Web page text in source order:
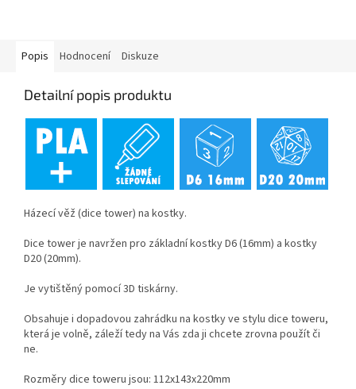
Popis Hodnocení Diskuze
Detailní popis produktu
Házecí věž (dice tower) na kostky.
Dice tower je navržen pro základní kostky D6 (16mm) a kostky
D20 (20mm).
Je vytištěný pomocí 3D tiskárny.
Obsahuje i dopadovou zahrádku na kostky ve stylu dice toweru,
která je volně, záleží tedy na Vás zda ji chcete zrovna použít či
ne.
Rozměry dice toweru jsou: 112x143x220mm